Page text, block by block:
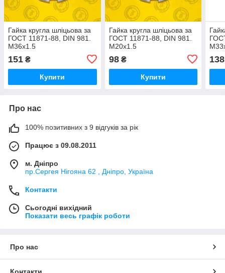
Гайка кругла шліцьова за
ГОСТ 11871-88, DIN 981.
М36х1.5
151 ₴
Купити
Гайка кругла шліцьова за
ГОСТ 11871-88, DIN 981.
М20х1.5
98₴
Купити
138
Про нас
100% позитивних з 9 відгуків за рік
Працює з 09.08.2011
м. Дніпро
пр.Сергея Нігояна 62 , Дніпро, Україна
Контакти
Сьогодні вихідний
Показати весь графік роботи
Про нас